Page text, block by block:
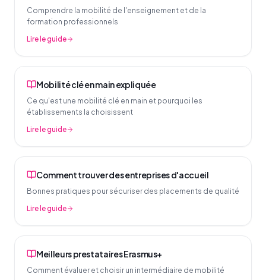
Comprendre la mobilité de l'enseignement et de la
formation professionnels
Lire le guide
Mobilité clé en main expliquée
Ce qu'est une mobilité clé en main et pourquoi les
établissements la choisissent
Lire le guide
Comment trouver des entreprises d'accueil
Bonnes pratiques pour sécuriser des placements de qualité
Lire le guide
Meilleurs prestataires Erasmus+
Comment évaluer et choisir un intermédiaire de mobilité